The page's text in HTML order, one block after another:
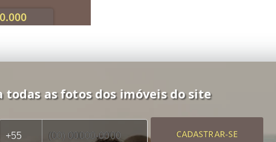
todas as fotos dos imóveis do site
CADASTRAR-SE